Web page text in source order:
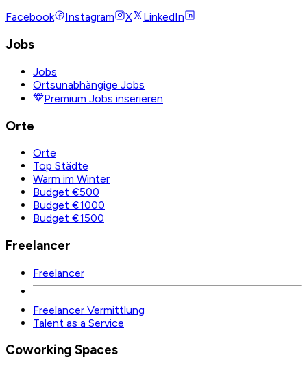
Facebook
Instagram X LinkedIn
Jobs
Jobs
Ortsunabhängige Jobs
Premium Jobs inserieren
Orte
Orte
Top Städte
Warm im Winter
Budget €500
Budget €1000
Budget €1500
Freelancer
Freelancer
Freelancer Vermittlung
Talent as a Service
Coworking Spaces